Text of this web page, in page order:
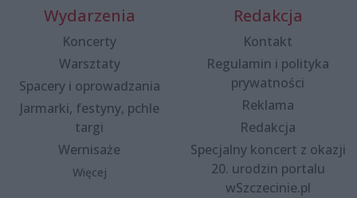
Wydarzenia
Koncerty
Warsztaty
Spacery i oprowadzania
Jarmarki, festyny, pchle
targi
Wernisaże
Więcej
Redakcja
Kontakt
Regulamin i polityka
prywatności
Reklama
Redakcja
Specjalny koncert z okazji
20. urodzin portalu
wSzczecinie.pl